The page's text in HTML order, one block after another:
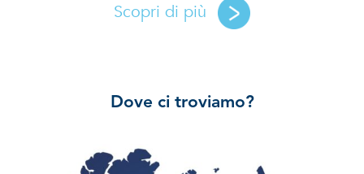
Scopri di più
Dove ci troviamo?